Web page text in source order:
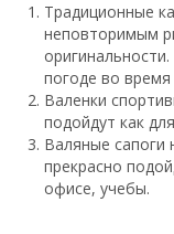
Традиционные
неповторимым
погоде во время
Валенки
подойдут как
Валяные сапоги
прекрасно
офисе, учебы.